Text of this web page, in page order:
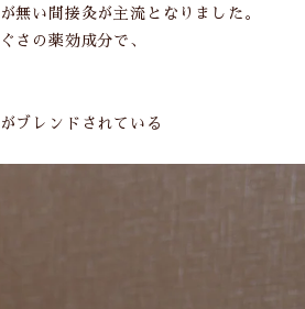
い間接灸が主流となりました。
さの薬効成分で、
ブレンドされている